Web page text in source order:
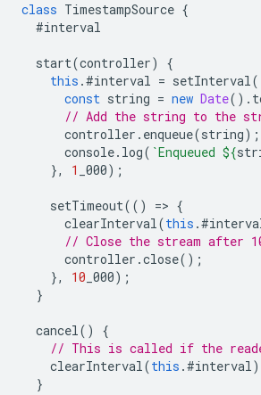
class TimestampSource {
#interval
start(controller)
{
this .#interval = setInterval
const string = new Date().
// Add the string to the
controller . enqueue(string);
console. log( `Enqueued ${
},
1 _000);
setTimeout(() => {
clearInterval(this .
// Close the stream after
controller .close();
},
10 _000);
}
cancel()
{
// This is called if the
clearInterval(this .#interval
}